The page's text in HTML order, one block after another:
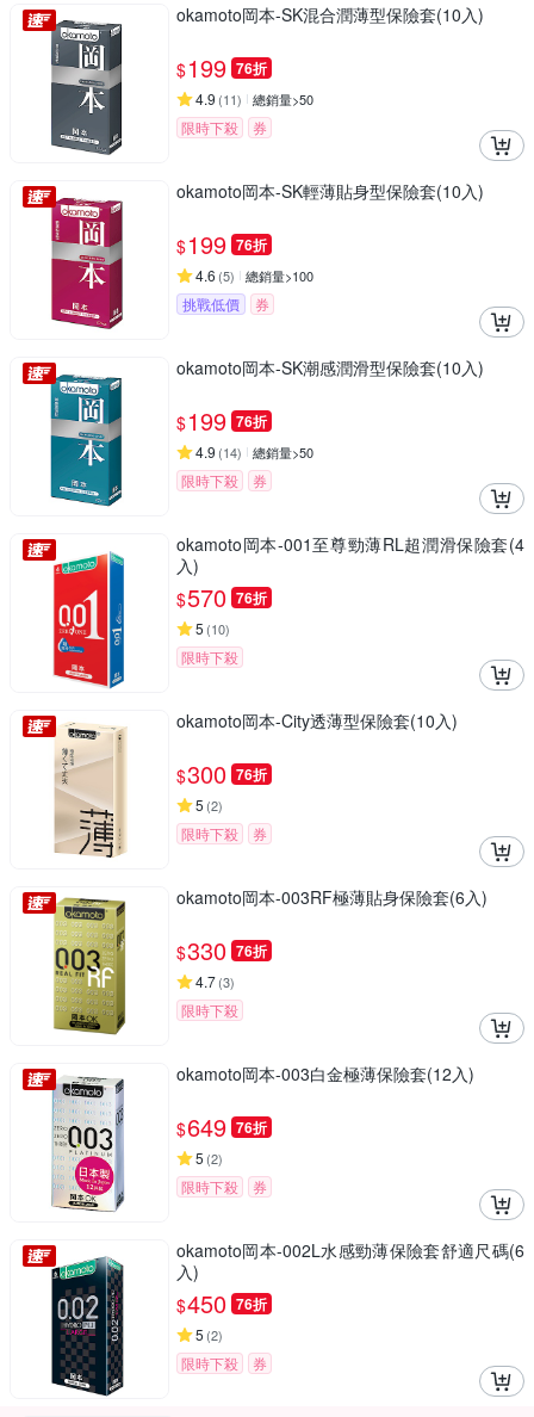
okamoto岡本-SK混合潤薄型保險套(10入)
$199 76折
4.9 (11) 總銷量>50
限時下殺 券
okamoto岡本-SK輕薄貼身型保險套(10入)
$199 76折
4.6 (5) 總銷量>100
挑戰低價 券
okamoto岡本-SK潮感潤滑型保險套(10入)
$199 76折
4.9 (14) 總銷量>50
限時下殺 券
okamoto岡本-001至尊勁薄RL超潤滑保險套(4
入)
$570 76折
5 (10)
限時下殺
okamoto岡本-City透薄型保險套(10入)
$300 76折
5 (2)
限時下殺 券
okamoto岡本-003RF極薄貼身保險套(6入)
$330 76折
4.7(3)
限時下殺
okamoto岡本-003白金極薄保險套(12入)
$649 76折
5 (2)
限時下殺 券
okamoto岡本-002L水感勁薄保險套舒適尺碼(6
入)
$450 76折
5 (2)
限時下殺 券